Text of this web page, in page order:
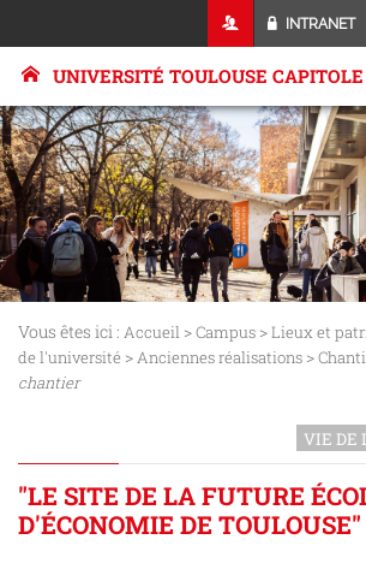
INTRANET
UNIVERSITÉ TOULOUSE CAPITOLE
Vous êtes ici : Accueil >Campus >Lieux et
de l'université >Anciennes réalisations >
chantier
VIE DE
"LE SITE DE LA FUTURE
D'ÉCONOMIE DE TOULOUSE"